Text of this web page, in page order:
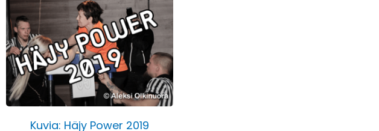
Kuvia: Häjy Power 2019